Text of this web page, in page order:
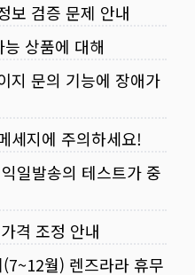
보 검증 문제 안내
상품에 대해
지 문의 기능에 장애가
세지에 주의하세요!
일발송의 테스트가 중
격 조정 안내
월) 렌즈라라 휴무